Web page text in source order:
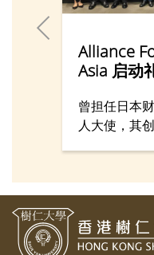
Alliance
Asia 启动
曾担任日本
人大使，其
Foundation
校董、爱讯
生出任主席。